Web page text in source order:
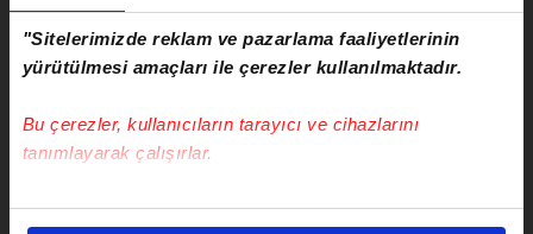
"Sitelerimizde reklam ve pazarlama faaliyetlerinin
yürütülmesi amaçları ile çerezler kullanılmaktadır.
Bu çerezler, kullanıcıların tarayıcı ve cihazlarını
tanımlayarak çalışırlar.
Bu çerezlere izin vermeniz halinde sizlere özel
İBB'de ihale operasyonu: 12
şüpheli adliyeye sevk edildi
ÖNCEKİ HABER
Çorlu'da şehit polislere son veda